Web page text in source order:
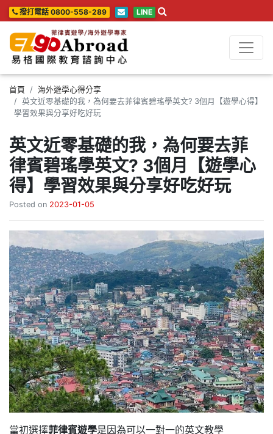
撥打電話 0800-558-289 LINE
首頁
海外遊學心得分享
英文近零基礎的我，為何要去菲律賓碧瑤學英文? 3個月【遊學心得】
學習效果與分享好吃好玩
英文近零基礎的我，為何要去菲
律賓碧瑤學英文? 3個月【遊學心
得】學習效果與分享好吃好玩
Posted on 2023-01-05
當初選擇菲律賓遊學是因為可以一對一的英文教學